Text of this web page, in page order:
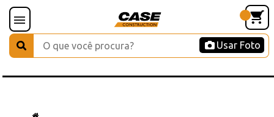
Usar Foto